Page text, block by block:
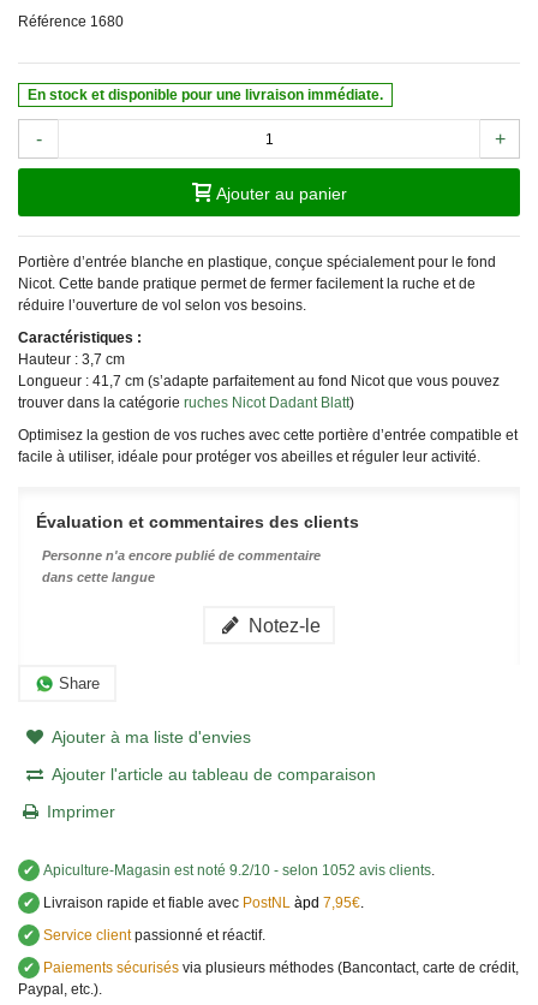
Référence 1680
En stock et disponible pour une livraison immédiate.
- +
Ajouter au panier
Portière d’entrée blanche en plastique, conçue spécialement pour le fond
Nicot. Cette bande pratique permet de fermer facilement la ruche et de
réduire l’ouverture de vol selon vos besoins.
Caractéristiques :
Hauteur : 3,7 cm
Longueur : 41,7 cm (s’adapte parfaitement au fond Nicot que vous pouvez
trouver dans la catégorie ruches Nicot Dadant Blatt)
Optimisez la gestion de vos ruches avec cette portière d’entrée compatible et
facile à utiliser, idéale pour protéger vos abeilles et réguler leur activité.
Évaluation et commentaires des clients
Personne n'a encore publié de commentaire
dans cette langue
Notez-le
Share
Ajouter à ma liste d'envies
Ajouter l'article au tableau de comparaison
Imprimer
✔ Apiculture-Magasin est noté 9.2/10 - selon 1052 avis clients.
✔
Livraison rapide et fiable avec PostNL àpd 7,95€.
✔ Service clientpassionné et réactif.
✔
Paiements sécurisés via plusieurs méthodes (Bancontact, carte de crédit,
Paypal, etc.).